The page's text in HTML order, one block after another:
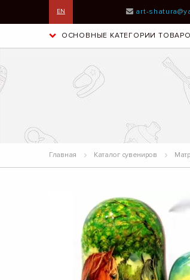
EN art-
ОСНОВНЫЕ КАТЕГОРИИ
Главная Каталог сувениров